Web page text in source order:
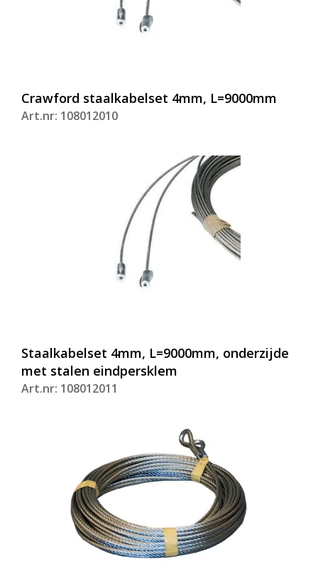
Crawford staalkabelset 4mm, L=9000mm
Art.nr: 108012010
Staalkabelset 4mm, L=9000mm, onderzijde
met stalen eindpersklem
Art.nr: 108012011